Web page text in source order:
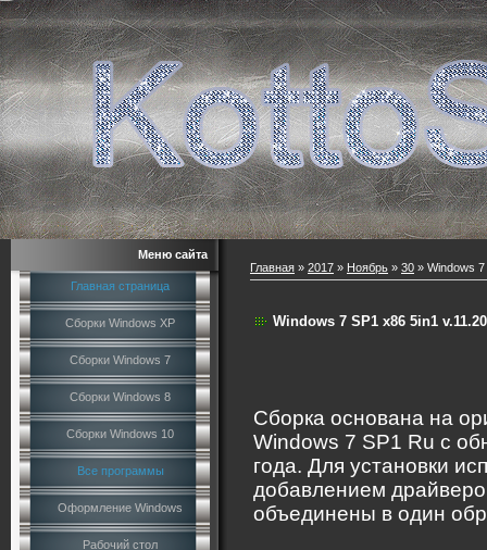
Меню сайта
Главная страница
Сборки Windows XP
Сборки Windows 7
Сборки Windows 8
Сборки Windows 10
Все программы
Оформление Windows
Рабочий стол
Главная » 2017 » Ноябрь » 30 » Windows
Windows 7 SP1 x86 5in1
Сборка основана на
Windows 7 SP1 Ru с
года. Для установки
добавлением
объединены в один